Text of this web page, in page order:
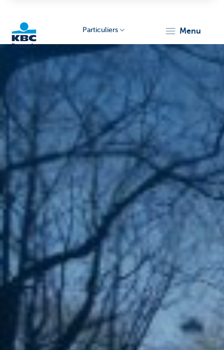
Particuliers menu